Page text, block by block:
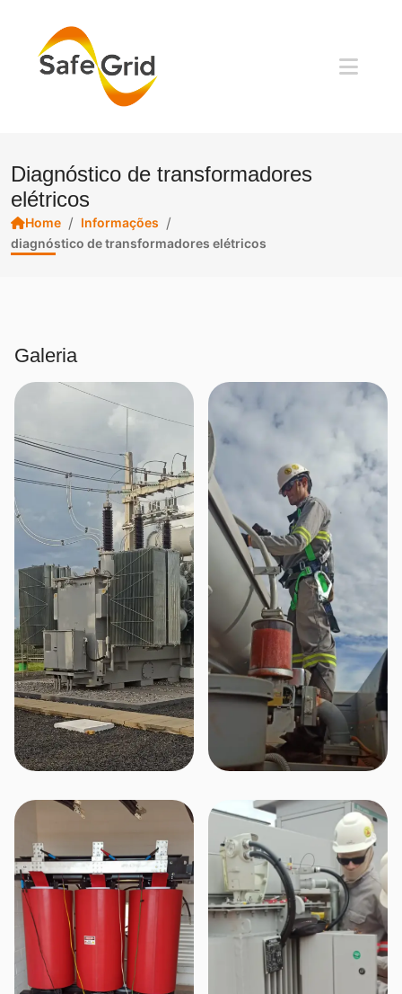
Diagnóstico de transformadores
elétricos
Home / Informações /
diagnóstico de transformadores elétricos
Galeria